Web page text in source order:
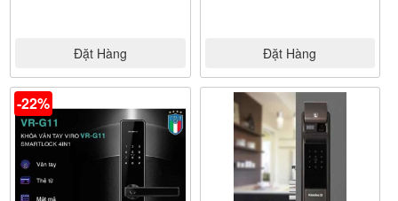
Đặt Hàng Đặt Hàng
-22%